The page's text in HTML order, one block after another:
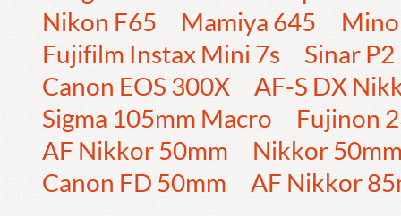
Nikon F65
Mamiya 645
Fujifilm Instax Mini 7s
Sinar P2
Canon EOS 300X
AF-S DX
Sigma 105mm Macro
Fujinon
AF Nikkor 50mm
Nikkor
Canon FD 50mm
AF Nikkor